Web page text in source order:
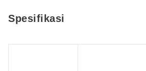
Spesifikasi